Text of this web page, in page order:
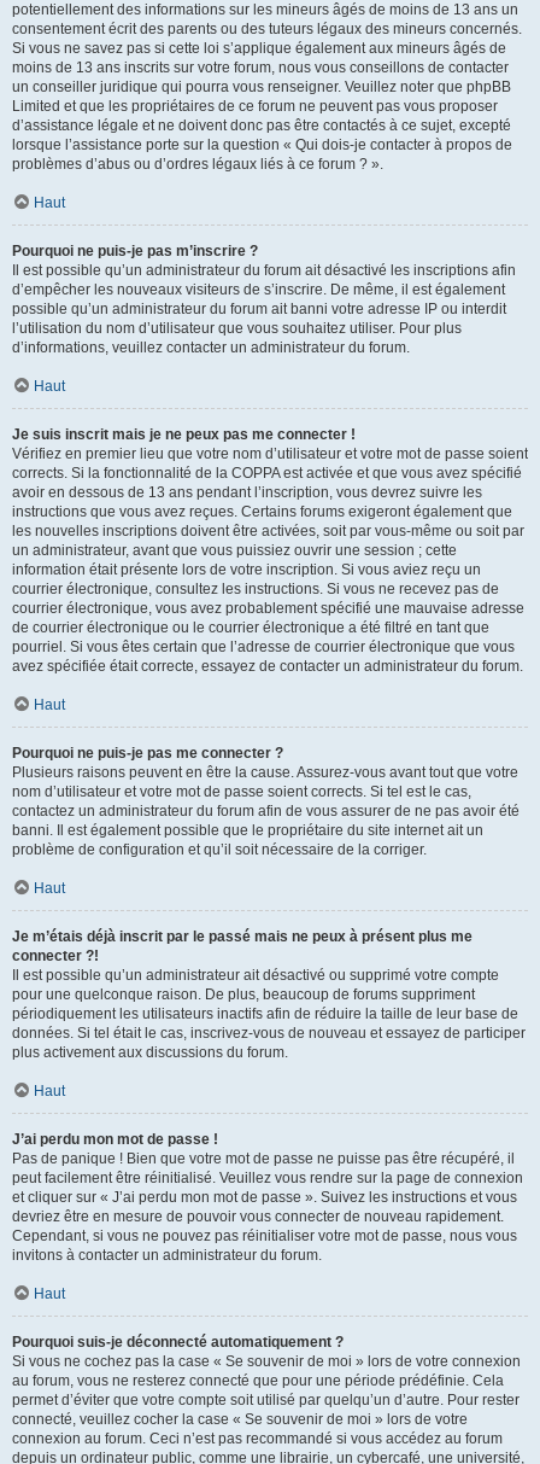
potentiellement des informations sur les mineurs âgés de moins de 13 ans un
consentement écrit des parents ou des tuteurs légaux des mineurs concernés.
Si vous ne savez pas si cette loi s’applique également aux mineurs âgés de
moins de 13 ans inscrits sur votre forum, nous vous conseillons de contacter
un conseiller juridique qui pourra vous renseigner. Veuillez noter que phpBB
Limited et que les propriétaires de ce forum ne peuvent pas vous proposer
d’assistance légale et ne doivent donc pas être contactés à ce sujet, excepté
lorsque l’assistance porte sur la question « Qui dois-je contacter à propos de
problèmes d’abus ou d’ordres légaux liés à ce forum ? ».
Haut
Pourquoi ne puis-je pas m’inscrire ?
Il est possible qu’un administrateur du forum ait désactivé les inscriptions afin
d’empêcher les nouveaux visiteurs de s’inscrire. De même, il est également
possible qu’un administrateur du forum ait banni votre adresse IP ou interdit
l’utilisation du nom d’utilisateur que vous souhaitez utiliser. Pour plus
d’informations, veuillez contacter un administrateur du forum.
Haut
Je suis inscrit mais je ne peux pas me connecter !
Vérifiez en premier lieu que votre nom d’utilisateur et votre mot de passe soient
corrects. Si la fonctionnalité de la COPPA est activée et que vous avez spécifié
avoir en dessous de 13 ans pendant l’inscription, vous devrez suivre les
instructions que vous avez reçues. Certains forums exigeront également que
les nouvelles inscriptions doivent être activées, soit par vous-même ou soit par
un administrateur, avant que vous puissiez ouvrir une session ; cette
information était présente lors de votre inscription. Si vous aviez reçu un
courrier électronique, consultez les instructions. Si vous ne recevez pas de
courrier électronique, vous avez probablement spécifié une mauvaise adresse
de courrier électronique ou le courrier électronique a été filtré en tant que
pourriel. Si vous êtes certain que l’adresse de courrier électronique que vous
avez spécifiée était correcte, essayez de contacter un administrateur du forum.
Haut
Pourquoi ne puis-je pas me connecter ?
Plusieurs raisons peuvent en être la cause. Assurez-vous avant tout que votre
nom d’utilisateur et votre mot de passe soient corrects. Si tel est le cas,
contactez un administrateur du forum afin de vous assurer de ne pas avoir été
banni. Il est également possible que le propriétaire du site internet ait un
problème de configuration et qu’il soit nécessaire de la corriger.
Haut
Je m’étais déjà inscrit par le passé mais ne peux à présent plus me
connecter ?!
Il est possible qu’un administrateur ait désactivé ou supprimé votre compte
pour une quelconque raison. De plus, beaucoup de forums suppriment
périodiquement les utilisateurs inactifs afin de réduire la taille de leur base de
données. Si tel était le cas, inscrivez-vous de nouveau et essayez de participer
plus activement aux discussions du forum.
Haut
J’ai perdu mon mot de passe !
Pas de panique ! Bien que votre mot de passe ne puisse pas être récupéré, il
peut facilement être réinitialisé. Veuillez vous rendre sur la page de connexion
et cliquer sur « J’ai perdu mon mot de passe ». Suivez les instructions et vous
devriez être en mesure de pouvoir vous connecter de nouveau rapidement.
Cependant, si vous ne pouvez pas réinitialiser votre mot de passe, nous vous
invitons à contacter un administrateur du forum.
Haut
Pourquoi suis-je déconnecté automatiquement ?
Si vous ne cochez pas la case « Se souvenir de moi » lors de votre connexion
au forum, vous ne resterez connecté que pour une période prédéfinie. Cela
permet d’éviter que votre compte soit utilisé par quelqu’un d’autre. Pour rester
connecté, veuillez cocher la case « Se souvenir de moi » lors de votre
connexion au forum. Ceci n’est pas recommandé si vous accédez au forum
depuis un ordinateur public, comme une librairie, un cybercafé, une université,